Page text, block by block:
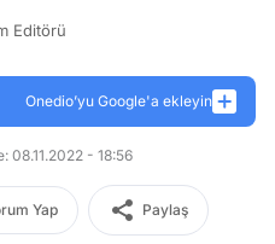
Editörü
Onedio’yu Google'a ekleyin
08.11.2022 - 18:56
Yap Paylaş